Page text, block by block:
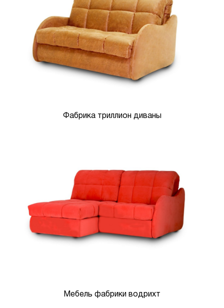
Фабрика триллион диваны
Мебель фабрики водрихт